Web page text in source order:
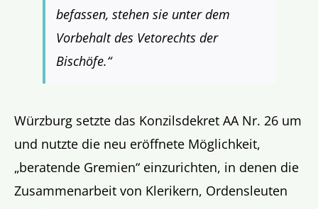
befassen, stehen sie unter dem
Vorbehalt des Vetorechts der
Bischöfe.“
Würzburg setzte das Konzilsdekret AA Nr. 26 um
und nutzte die neu eröffnete Möglichkeit,
„beratende Gremien“ einzurichten, in denen die
Zusammenarbeit von Klerikern, Ordensleuten